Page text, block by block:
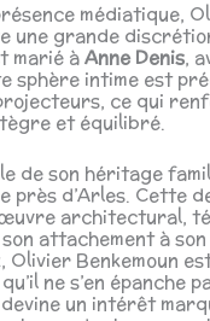
médiatique,
une grande
marié àAnne Denis,
sphère intime est
ce qui
et équilibré.
de son héritage
près d’Arles. Cette
architectural,
attachement à
Olivier Benkemoun
ne s’en épanche
un intérêt